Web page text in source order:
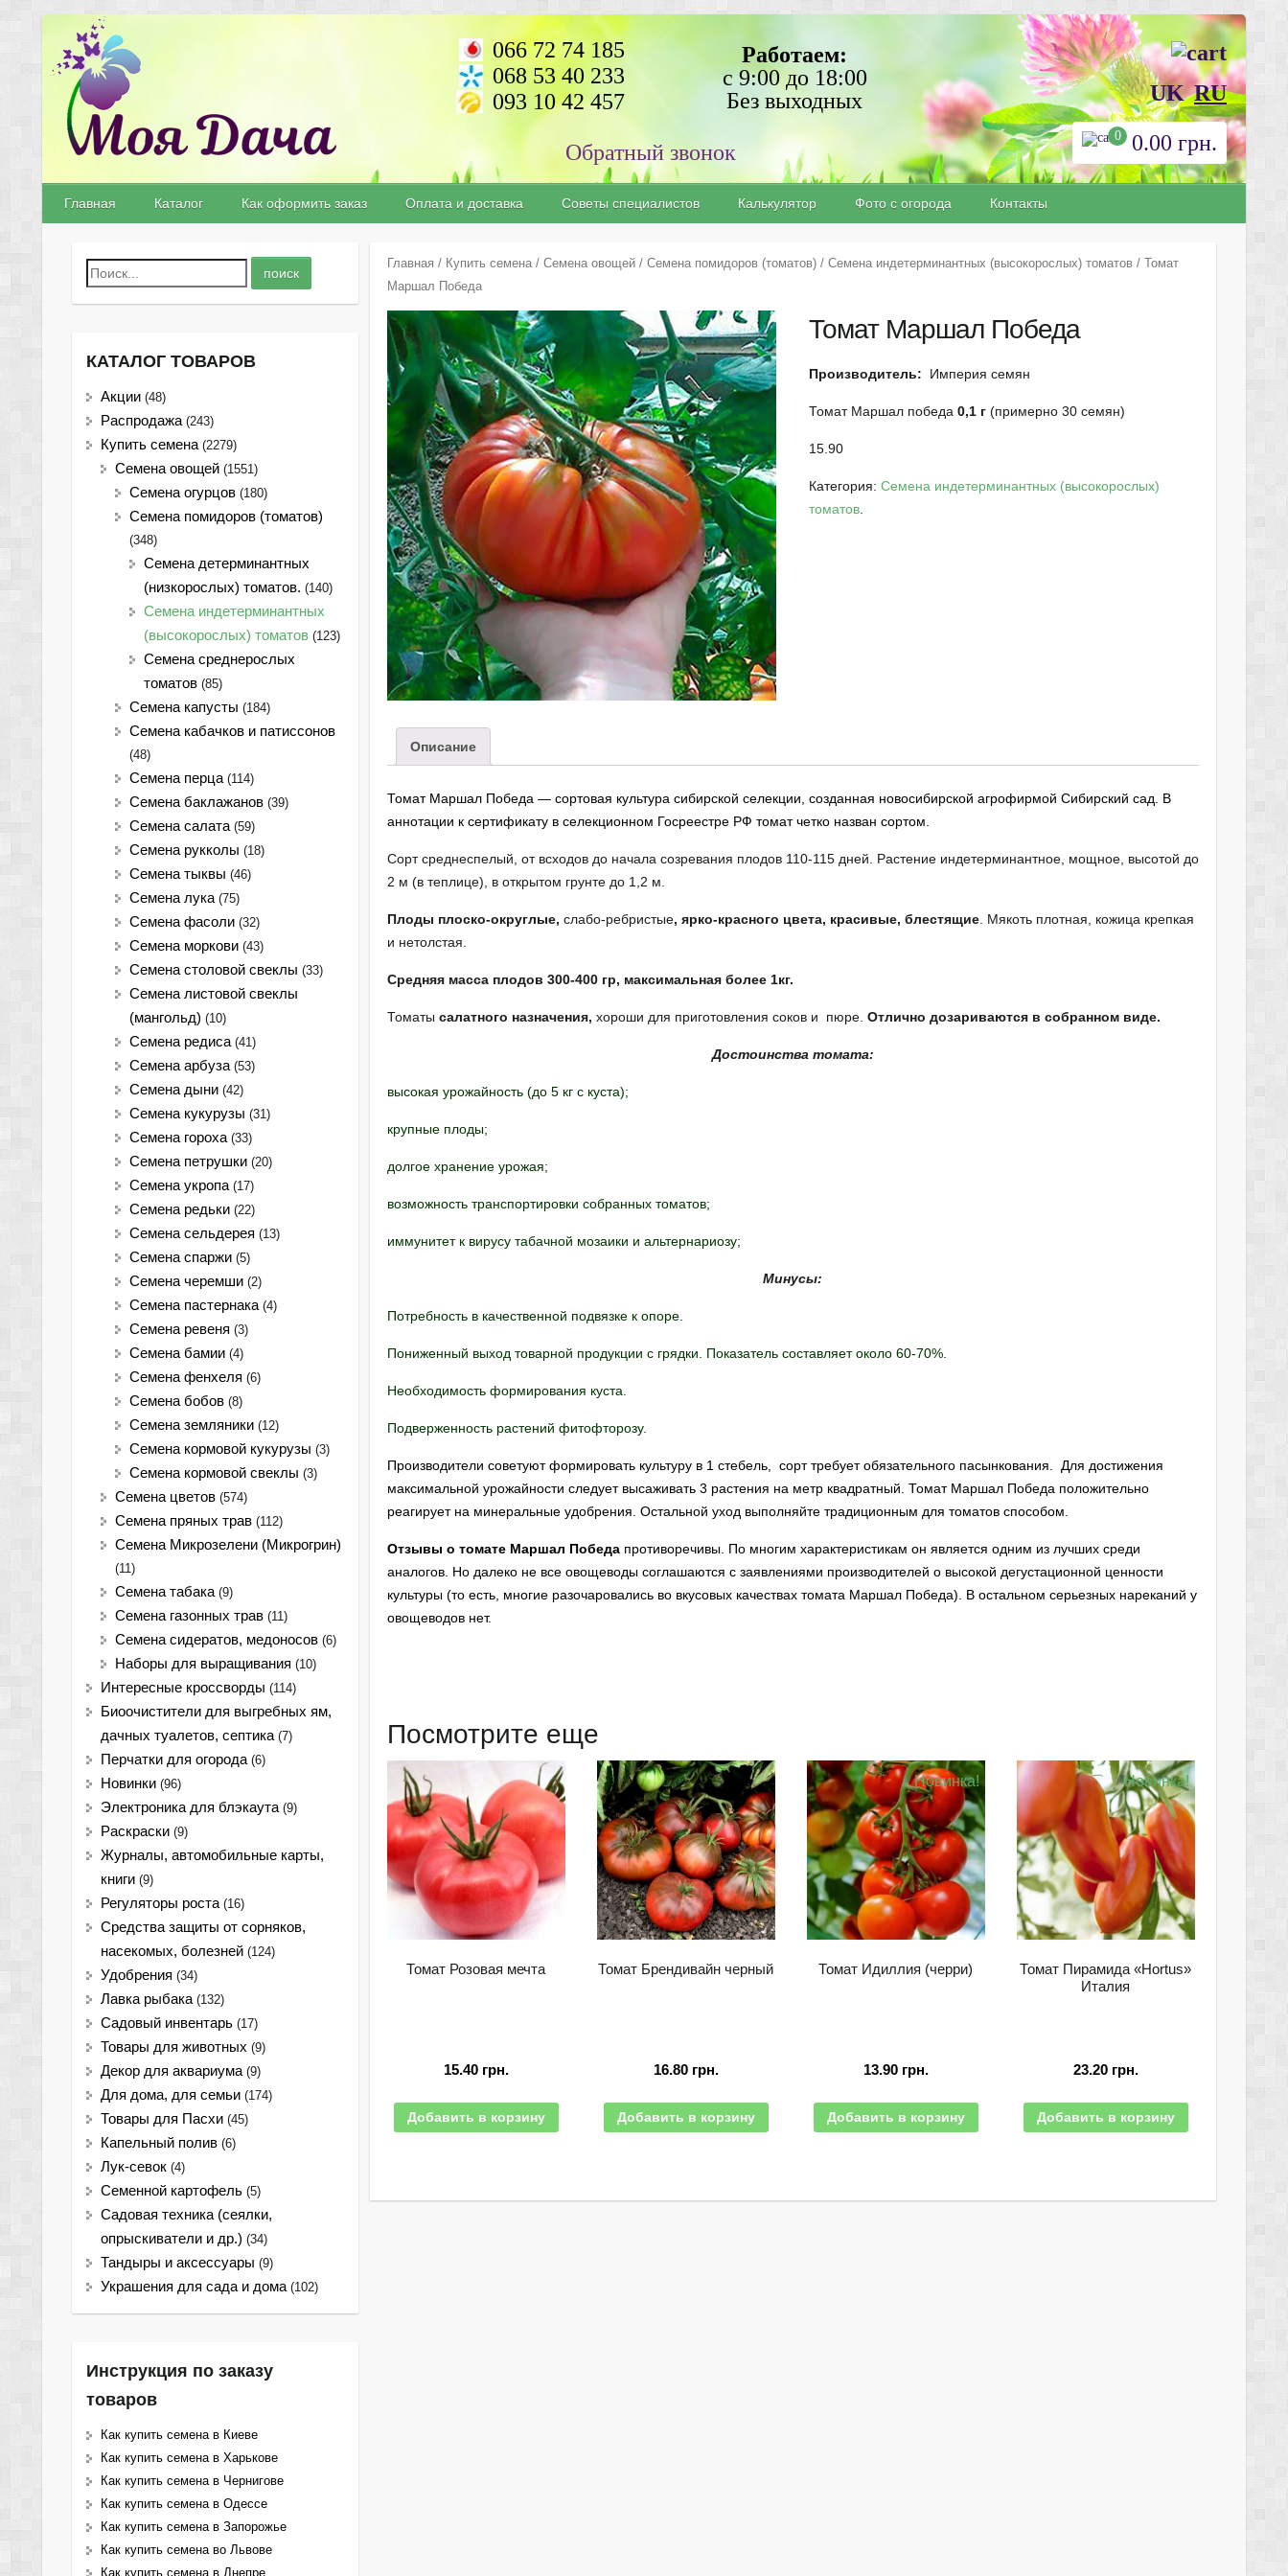
066 72 74 185
068 53 40 233
093 10 42 457
Работаем:
с 9:00 до 18:00
Без выходных
UK RU
0 0.00 грн.
Главная Каталог Как оформить заказ Оплата и доставка Советы специалистов Калькулятор Фото с огорода Контакты
Главная / Купить семена/ Семена овощей/ Семена помидоров (томатов)/ Семена индетерминантных (высокорослых) томатов/ Томат
Маршал Победа
Томат Маршал Победа
Производитель: Империя семян
Томат Маршал победа 0,1 г (примерно 30 семян)
15.90
Категория:Семена индетерминантных (высокорослых)
томатов
Описание
ТоматМаршал Победа — сортовая культура сибирской селекции, созданная новосибирской агрофирмой Сибирский сад. В
аннотации к сертификату в селекционном Госреестре РФ томат четко назван сортом.
Сорт среднеспелый, от всходов до начала созревания плодов 110-115 дней. Растение индетерминантное, мощное, высотой до
2 м (в теплице), в открытом грунте до 1,2 м.
Плоды плоско-округлые, слабо-ребристые, ярко-красного цвета, красивые, блестящие. Мякоть плотная, кожица крепкая
и нетолстая.
Средняя масса плодов 300-400 гр, максимальная более 1кг.
Томаты салатного назначения, хороши для приготовления соков и пюре. Отлично дозариваются в собранном виде.
Достоинства томата:
высокая урожайность (до 5 кг с куста);
крупные плоды;
долгое хранение урожая;
возможность транспортировки собранных томатов;
иммунитет к вирусу табачной мозаики и альтернариозу;
Минусы:
Потребность в качественной подвязке к опоре.
Пониженный выход товарной продукции с грядки. Показатель составляет около 60-70%.
Необходимость формирования куста.
Подверженность растений фитофторозу.
Производители советуют формировать культуру в 1 стебель, сорт требует обязательного пасынкования. Для достижения
максимальной урожайности следует высаживать 3 растения на метр квадратный. Томат Маршал Победа положительно
реагирует на минеральные удобрения. Остальной уход выполняйте традиционным для томатов способом.
Отзывы о томатеМаршал Победапротиворечивы. По многим характеристикам он является одним из лучших среди
аналогов. Но далеко не все овощеводы соглашаются с заявлениями производителей о высокой дегустационной ценности
культуры (то есть, многие разочаровались во вкусовых качествах томата Маршал Победа). В остальном серьезных нареканий у
овощеводов нет.
Посмотрите еще
Томат Розовая мечта
15.40 грн.
Добавить в корзину
Томат Брендивайн черный
16.80 грн.
Добавить в корзину
Новинка!
Томат Идиллия (черри)
13.90 грн.
Добавить в корзину
Новинка!
Томат Пирамида «Hortus»
Италия
23.20 грн.
Добавить в корзину
КАТАЛОГ ТОВАРОВ
Акции (48)
Распродажа (243)
Купить семена (2279)
Семена овощей (1551)
Семена огурцов (180)
Семена помидоров (томатов)
(348)
Семена детерминантных
(низкорослых) томатов. (140)
Семена индетерминантных
(высокорослых) томатов (123)
Семена среднерослых
томатов (85)
Семена капусты (184)
Семена кабачков и патиссонов
(48)
Семена перца (114)
Семена баклажанов (39)
Семена салата (59)
Семена рукколы (18)
Семена тыквы (46)
Семена лука (75)
Cемена фасоли (32)
Семена моркови (43)
Семена столовой свеклы (33)
Семена листовой свеклы
(мангольд) (10)
Семена редиса (41)
Семена арбуза (53)
Семена дыни (42)
Семена кукурузы (31)
Семена гороха (33)
Семена петрушки (20)
Семена укропа (17)
Семена редьки (22)
Семена сельдерея (13)
Семена спаржи (5)
Семена черемши (2)
Семена пастернака (4)
Семена ревеня (3)
Семена бамии (4)
Семена фенхеля (6)
Семена бобов (8)
Семена земляники (12)
Семена кормовой кукурузы (3)
Семена кормовой свеклы (3)
Семена цветов (574)
Семена пряных трав (112)
Семена Микрозелени (Микрогрин)
(11)
Семена табака (9)
Семена газонных трав (11)
Семена сидератов, медоносов (6)
Наборы для выращивания (10)
Интересные кроссворды (114)
Биоочистители для выгребных ям,
дачных туалетов, септика (7)
Перчатки для огорода (6)
Новинки (96)
Электроника для блэкаута (9)
Раскраски (9)
Журналы, автомобильные карты,
книги (9)
Регуляторы роста (16)
Средства защиты от сорняков,
насекомых, болезней (124)
Удобрения (34)
Лавка рыбака (132)
Садовый инвентарь (17)
Товары для животных (9)
Декор для аквариума (9)
Для дома, для семьи (174)
Товары для Пасхи (45)
Капельный полив (6)
Лук-севок (4)
Семенной картофель (5)
Садовая техника (сеялки,
опрыскиватели и др.) (34)
Тандыры и аксессуары (9)
Украшения для сада и дома (102)
Инструкция по заказу
товаров
Как купить семена в Киеве
Как купить семена в Харькове
Как купить семена в Чернигове
Как купить семена в Одессе
Как купить семена в Запорожье
Как купить семена во Львове
Как купить семена в Днепре